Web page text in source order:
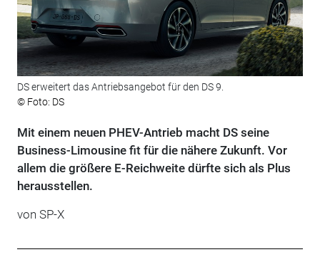
DS erweitert das Antriebsangebot für den DS 9.
© Foto: DS
Mit einem neuen PHEV-Antrieb macht DS seine
Business-Limousine fit für die nähere Zukunft. Vor
allem die größere E-Reichweite dürfte sich als Plus
herausstellen.
von SP-X